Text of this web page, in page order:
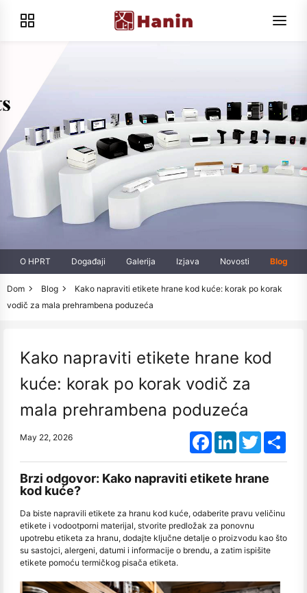
O HPRT Događaji Galerija Izjava Novosti Blog
Dom Blog
Kako napraviti etikete hrane kod kuće: korak po korak
vodič za mala prehrambena poduzeća
Kako napraviti etikete hrane kod
kuće: korak po korak vodič za
mala prehrambena poduzeća
May 22, 2026 FacebookLinkedInTwitter
Brzi odgovor: Kako napraviti etikete hrane
kod kuće?
Da biste napravili etikete za hranu kod kuće, odaberite pravu veličinu
etikete i vodootporni materijal, stvorite predložak za ponovnu
upotrebu etiketa za hranu, dodajte ključne detalje o proizvodu kao što
su sastojci, alergeni, datumi i informacije o brendu, a zatim ispišite
etikete pomoću termičkog pisača etiketa.